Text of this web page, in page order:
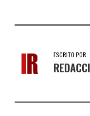
ESCRITO POR